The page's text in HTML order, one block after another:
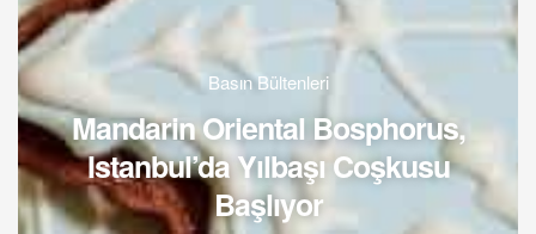
Basın Bültenleri
Mandarin Oriental Bosphorus,
Istanbul’da Yılbaşı Coşkusu
Başlıyor